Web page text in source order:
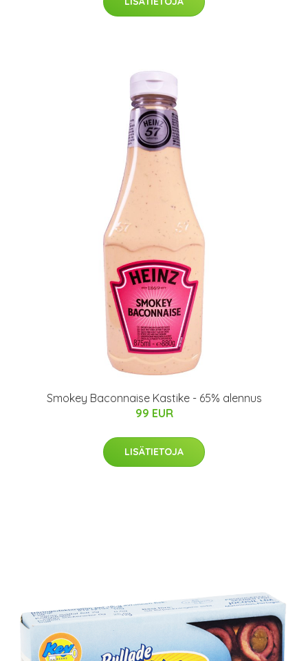
Smokey Baconnaise Kastike - 65% alennus
99 EUR
LISÄTIETOJA